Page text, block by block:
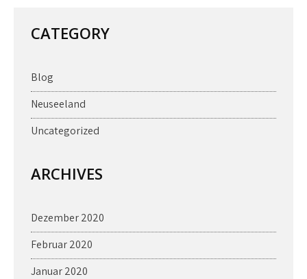
CATEGORY
Blog
Neuseeland
Uncategorized
ARCHIVES
Dezember 2020
Februar 2020
Januar 2020